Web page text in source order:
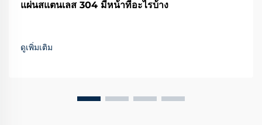
แผ่นสแตนเลส 304 มีหน้าที่อะไรบ้าง
ดูเพิ่มเติม